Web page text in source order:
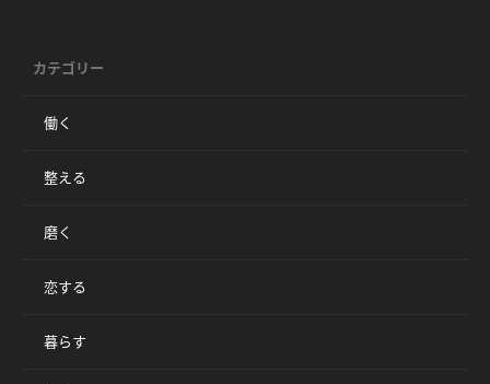
カテゴリー
働く
整える
磨く
恋する
暮らす